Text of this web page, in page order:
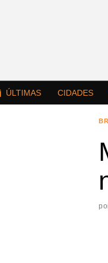
ÚLTIMAS CIDADES